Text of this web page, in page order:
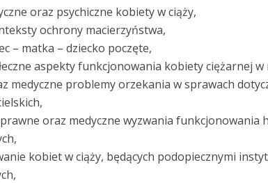
oraz psychiczne kobiety w ciąży,
ochrony macierzyństwa,
– matka – dziecko poczęte,
aspekty funkcjonowania kobiety ciężarnej w
medyczne problemy orzekania w sprawach
prawne oraz medyczne wyzwania funkcjonowania
kobiet w ciąży, będących podopiecznymi